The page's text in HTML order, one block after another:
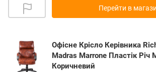
Перейти в
Офісне Крісло Керівника
Madras Marrone Пластік Річ
Коричневий